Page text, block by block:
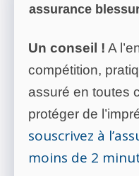
assurance
Un conseil ! A
compétition,
assuré en toutes
protéger de
souscrivez à
moins de 2